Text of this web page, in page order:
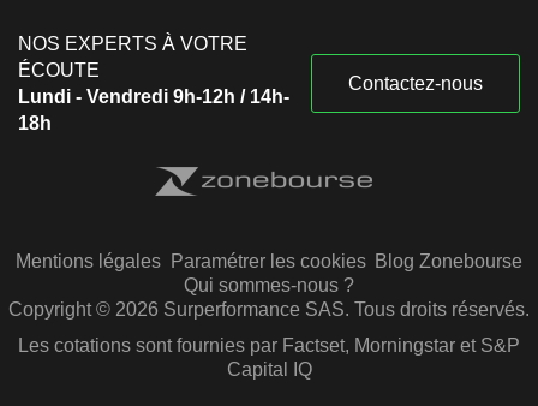
NOS EXPERTS À VOTRE
ÉCOUTE
Lundi - Vendredi 9h-12h / 14h-
18h
Contactez-nous
Mentions légales Paramétrer les cookies Blog Zonebourse
Qui sommes-nous ?
Copyright © 2026 Surperformance SAS. Tous droits réservés.
Les cotations sont fournies par Factset, Morningstar et S&P
Capital IQ